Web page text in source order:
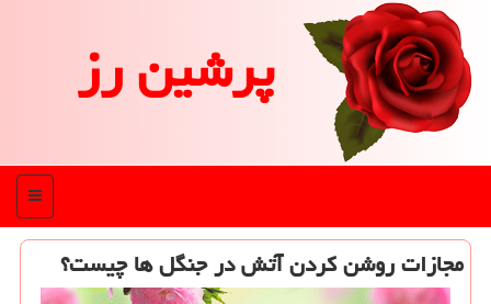
پرشین رز
منو
مجازات روشن كردن آتش در جنگل ها چیست؟